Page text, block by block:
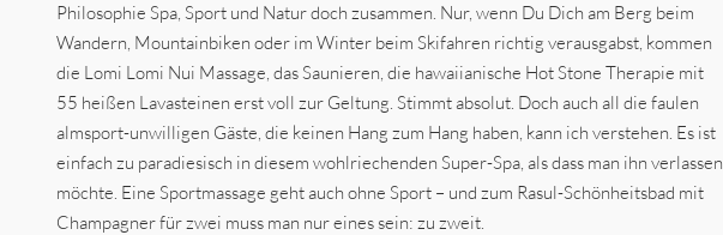
Philosophie Spa, Sport und Natur doch zusammen. Nur, wenn Du Dich am Berg beim
Wandern, Mountainbiken oder im Winter beim Skifahren richtig verausgabst, kommen
die Lomi Lomi Nui Massage, das Saunieren, die hawaiianische Hot Stone Therapie mit
55 heißen Lavasteinen erst voll zur Geltung. Stimmt absolut. Doch auch all die faulen
almsport-unwilligen Gäste, die keinen Hang zum Hang haben, kann ich verstehen. Es ist
einfach zu paradiesisch in diesem wohlriechenden Super-Spa, als dass man ihn verlassen
möchte. Eine Sportmassage geht auch ohne Sport – und zum Rasul-Schönheitsbad mit
Champagner für zwei muss man nur eines sein: zu zweit.